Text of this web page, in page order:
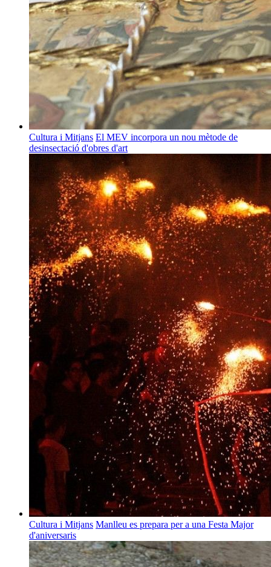
Cultura i Mitjans El MEV incorpora un nou mètode de
desinsectació d'obres d'art
Cultura i Mitjans Manlleu es prepara per a una Festa Major
d'aniversaris